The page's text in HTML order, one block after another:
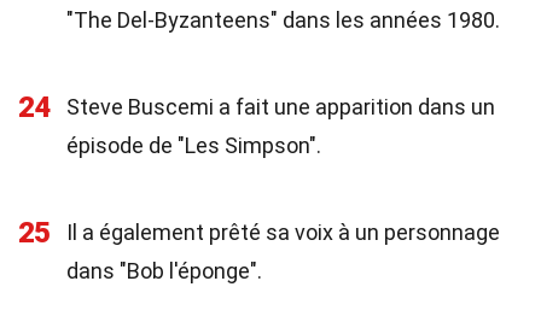
"The Del-Byzanteens" dans les années 1980.
24
Steve Buscemi a fait une apparition dans un
épisode de "Les Simpson".
25
Il a également prêté sa voix à un personnage
dans "Bob l'éponge".